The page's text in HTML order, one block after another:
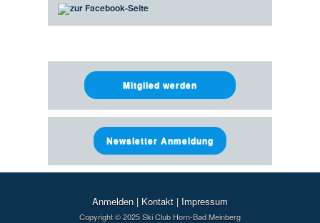
zur Facebook-Seite
Mitglied werden
Newsletter Anmeldung
Anmelden | Kontakt | Impressum
Copyright © 2025 Ski Club Horn-Bad Meinberg